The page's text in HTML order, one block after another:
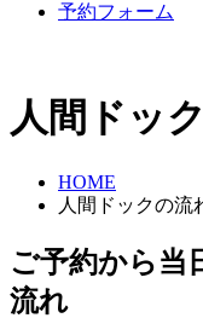
予約フォーム
人間ドッ
HOME
人間ドックの流
ご予約から当
流れ